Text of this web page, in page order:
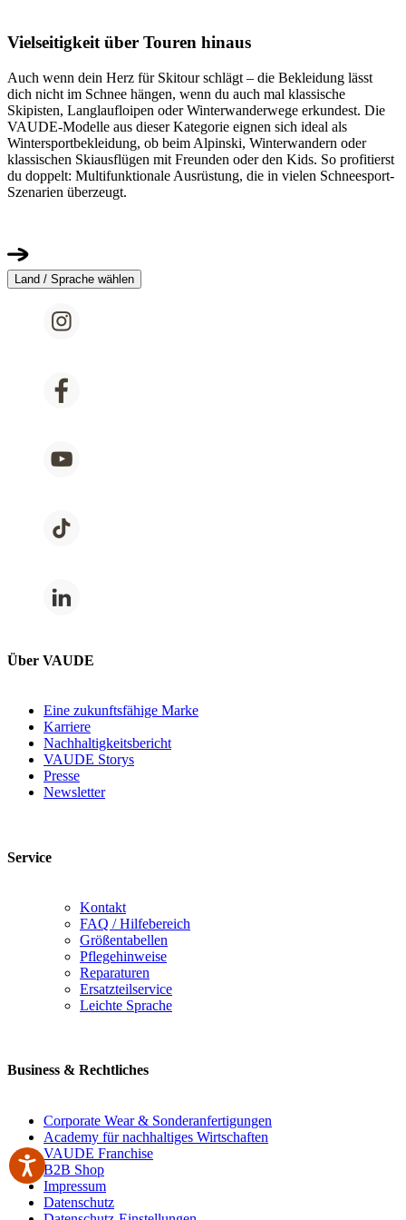
Vielseitigkeit über Touren hinaus
Auch wenn dein Herz für Skitour schlägt – die Bekleidung lässt
dich nicht im Schnee hängen, wenn du auch mal klassische
Skipisten, Langlaufloipen oder Winterwanderwege erkundest. Die
VAUDE-Modelle aus dieser Kategorie eignen sich ideal als
Wintersportbekleidung, ob beim Alpinski, Winterwandern oder
klassischen Skiausflügen mit Freunden oder den Kids. So profitierst
du doppelt: Multifunktionale Ausrüstung, die in vielen Schneesport-
Szenarien überzeugt.
Land / Sprache wählen
Über VAUDE
Eine zukunftsfähige Marke
Karriere
Nachhaltigkeitsbericht
VAUDE Storys
Presse
Newsletter
Service
Kontakt
FAQ / Hilfebereich
Größentabellen
Pflegehinweise
Reparaturen
Ersatzteilservice
Leichte Sprache
Business & Rechtliches
Corporate Wear & Sonderanfertigungen
Academy für nachhaltiges Wirtschaften
VAUDE Franchise
B2B Shop
Impressum
Datenschutz